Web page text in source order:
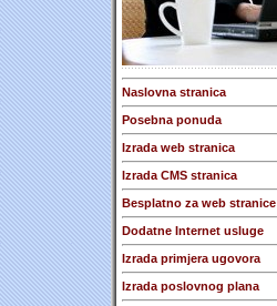
Naslovna stranica
Posebna ponuda
Izrada web stranica
Izrada CMS stranica
Besplatno za web stranice
Dodatne Internet usluge
Izrada primjera ugovora
Izrada poslovnog plana